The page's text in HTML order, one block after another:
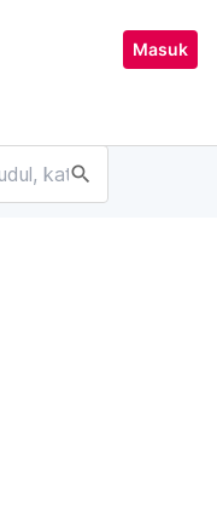
Masuk
search